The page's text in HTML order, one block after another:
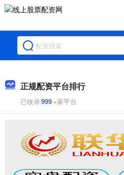
正规配资平台排行
已收录999+家平台